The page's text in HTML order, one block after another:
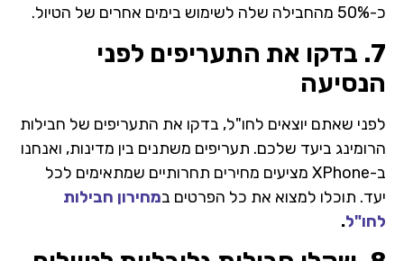
כ-50% מהחבילה שלה לשימוש בימים אחרים של הטיול.
7. בדקו את התעריפים לפני
הנסיעה
לפני שאתם יוצאים לחו"ל, בדקו את התעריפים של חבילות
הרומינג ביעד שלכם. תעריפים משתנים בין מדינות, ואנחנו
ב-XPhone מציעים מחירים תחרותיים שמתאימים לכל
יעד. תוכלו למצוא את כל הפרטים במחירון חבילות
לחו"ל.